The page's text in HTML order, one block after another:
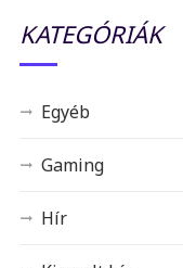
KATEGÓRIÁK
Egyéb
Gaming
Hír